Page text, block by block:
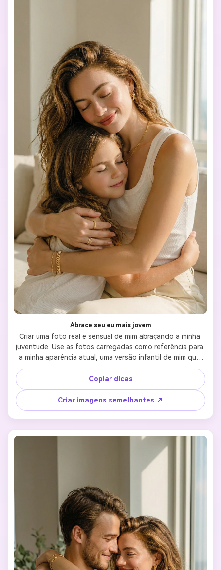
Abrace seu eu mais jovem
Criar uma foto real e sensual de mim abraçando a minha
juventude. Use as fotos carregadas como referência para
a minha aparência atual, uma versão infantil de mim que
parece naturalmente jovem, mas claramente a mesma
pessoa. Mantenha consistência e identificabilidade nas
características faciais, cor da pele, identidade. O abraço
deve se sentir quente, gentil e confortável, com contato
físico natural e postura relaxada. Ambas as expressões
devem mostrar calma, segurança e conexão emocional.
Estilo fotorrealista, luz natural suave, proporções
realistas. Sem caricaturas, sem ilustrações, sem exageros,
Copiar dicas
Criar imagens semelhantes ↗